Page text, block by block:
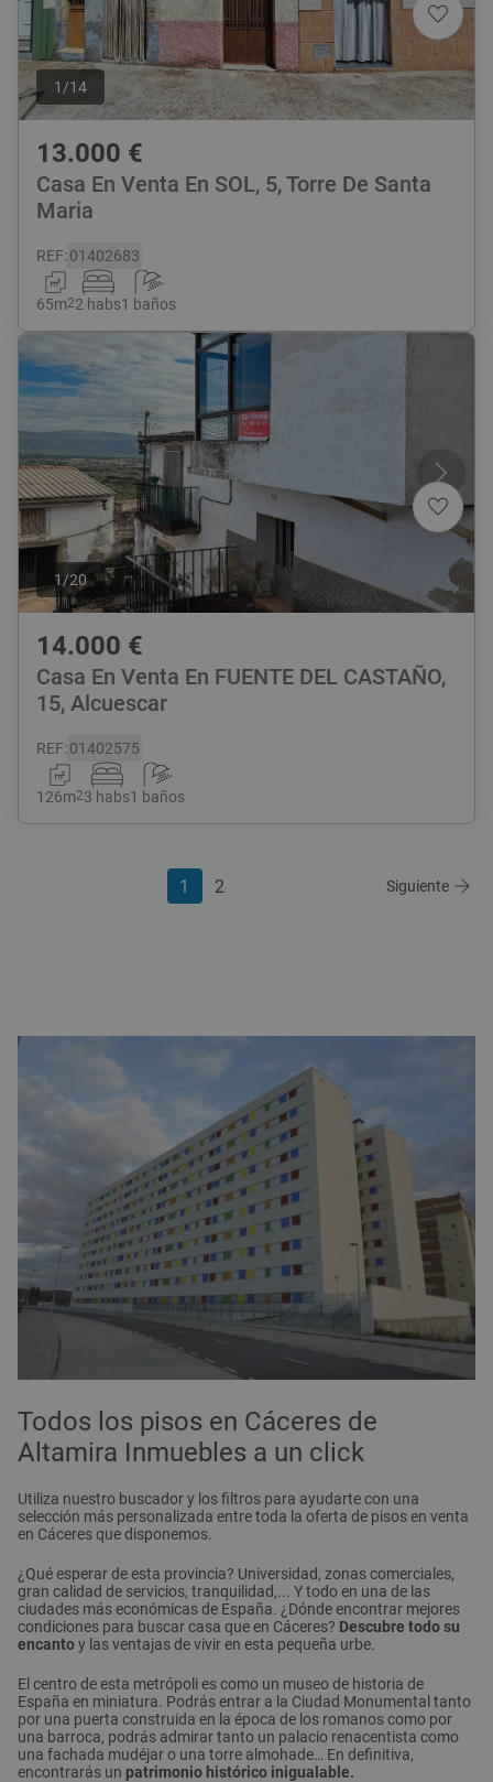
1 /14
13.000 €
Casa En Venta En SOL, 5, Torre De Santa
Maria
REF:01402683
65m22 habs1 baños
1 /20
14.000 €
Casa En Venta En FUENTE DEL CASTAÑO,
15, Alcuescar
REF:01402575
126m23 habs1 baños
1 2 Siguiente
Todos los pisos en Cáceres de
Altamira Inmuebles a un click
Utiliza nuestro buscador y los filtros para ayudarte con una
selección más personalizada entre toda la oferta de pisos en venta
en Cáceres que disponemos.
¿Qué esperar de esta provincia? Universidad, zonas comerciales,
gran calidad de servicios, tranquilidad,... Y todo en una de las
ciudades más económicas de España. ¿Dónde encontrar mejores
condiciones para buscar casa que en Cáceres? Descubre todo su
encantoy las ventajas de vivir en esta pequeña urbe.
El centro de esta metrópoli es como un museo de historia de
España en miniatura. Podrás entrar a la Ciudad Monumental tanto
por una puerta construida en la época de los romanos como por
una barroca, podrás admirar tanto un palacio renacentista como
una fachada mudéjar o una torre almohade… En definitiva,
encontrarás un patrimonio histórico inigualable.